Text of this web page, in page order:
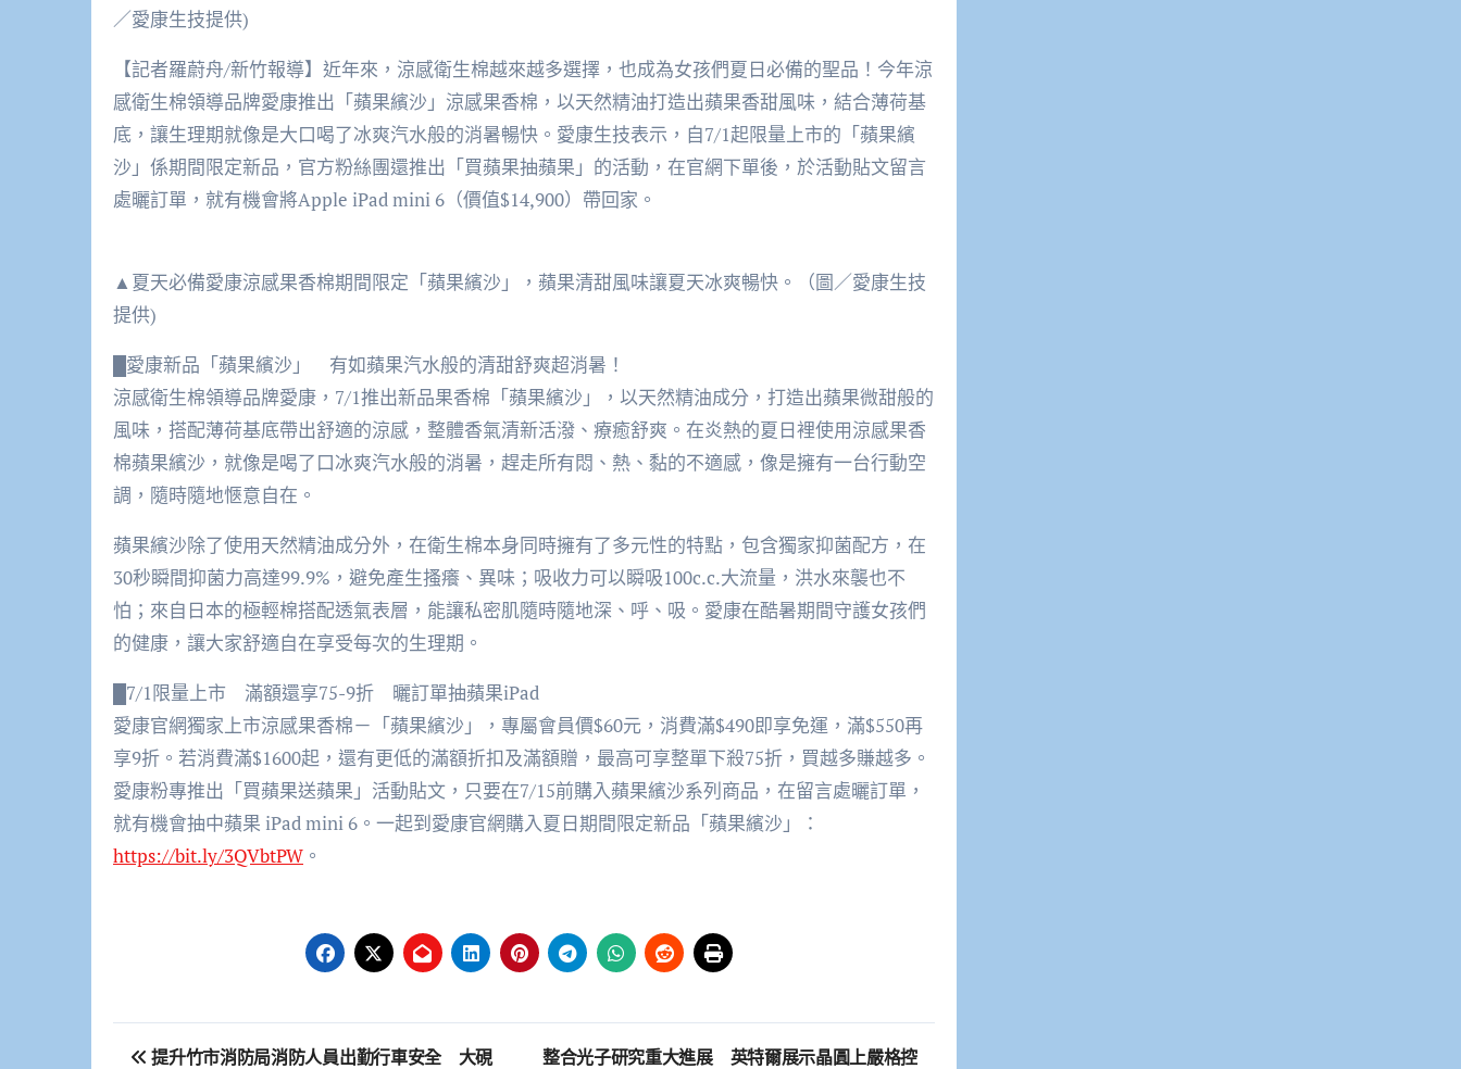
／愛康生技提供)
【記者羅蔚舟/新竹報導】近年來，涼感衛生棉越來越多選擇，也成為女孩們夏日必備的聖品！今年涼
感衛生棉領導品牌愛康推出「蘋果繽沙」涼感果香棉，以天然精油打造出蘋果香甜風味，結合薄荷基
底，讓生理期就像是大口喝了冰爽汽水般的消暑暢快。愛康生技表示，自7/1起限量上市的「蘋果繽
沙」係期間限定新品，官方粉絲團還推出「買蘋果抽蘋果」的活動，在官網下單後，於活動貼文留言
處曬訂單，就有機會將Apple iPad mini 6（價值$14,900）帶回家。
▲夏天必備愛康涼感果香棉期間限定「蘋果繽沙」，蘋果清甜風味讓夏天冰爽暢快。（圖／愛康生技
提供)
█愛康新品「蘋果繽沙」 有如蘋果汽水般的清甜舒爽超消暑！
涼感衛生棉領導品牌愛康，7/1推出新品果香棉「蘋果繽沙」，以天然精油成分，打造出蘋果微甜般的
風味，搭配薄荷基底帶出舒適的涼感，整體香氣清新活潑、療癒舒爽。在炎熱的夏日裡使用涼感果香
棉蘋果繽沙，就像是喝了口冰爽汽水般的消暑，趕走所有悶、熱、黏的不適感，像是擁有一台行動空
調，隨時隨地愜意自在。
蘋果繽沙除了使用天然精油成分外，在衛生棉本身同時擁有了多元性的特點，包含獨家抑菌配方，在
30秒瞬間抑菌力高達99.9%，避免產生搔癢、異味；吸收力可以瞬吸100c.c.大流量，洪水來襲也不
怕；來自日本的極輕棉搭配透氣表層，能讓私密肌隨時隨地深、呼、吸。愛康在酷暑期間守護女孩們
的健康，讓大家舒適自在享受每次的生理期。
█7/1限量上市 滿額還享75-9折 曬訂單抽蘋果iPad
愛康官網獨家上市涼感果香棉－「蘋果繽沙」，專屬會員價$60元，消費滿$490即享免運，滿$550再
享9折。若消費滿$1600起，還有更低的滿額折扣及滿額贈，最高可享整單下殺75折，買越多賺越多。
愛康粉專推出「買蘋果送蘋果」活動貼文，只要在7/15前購入蘋果繽沙系列商品，在留言處曬訂單，
就有機會抽中蘋果 iPad mini 6。一起到愛康官網購入夏日期間限定新品「蘋果繽沙」：
https://bit.ly/3QVbtPW 。
文 提升竹市消防局消防人員出勤行車安全 大硯
整合光子研究重大進展 英特爾展示晶圓上嚴格控